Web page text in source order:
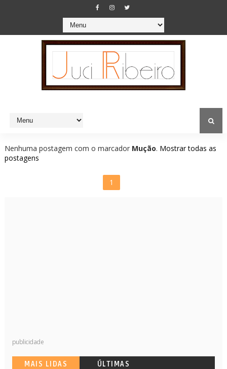
Nenhuma postagem com o marcador Mução. Mostrar todas as
postagens
1
publicidade
MAIS LIDAS ÚLTIMAS